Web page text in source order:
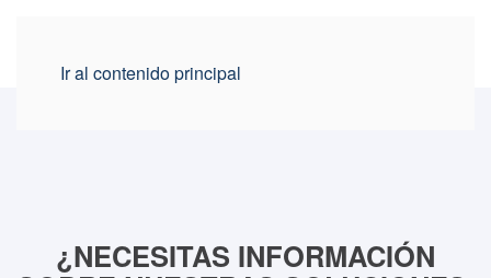
Ir al contenido principal
¿NECESITAS INFORMACIÓN